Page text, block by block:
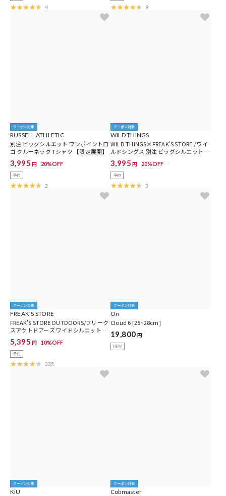
4 9
クーポン対象
RUSSELL ATHLETIC
別注 ビッグシルエット ワンポイントロ
ゴ クルーネック Tシャツ 【限定展開】
3,995 円 20%OFF
予約
2
クーポン対象
WILD THINGS
WILD THINGS×FREAK'S STORE / ワイ
ルドシングス 別注 ビッグシルエット ロ
ゴバックプリント クルーネック Tシャ
ツ 【限定展開】
3,995 円 20%OFF
予約
3
クーポン対象
FREAK'S STORE
FREAK'S STORE OUTDOORS/フリーク
スアウトドアーズ ワイドシルエット ク
ライミングパンツ/デニム/チノ【限定
展開】
5,395 円 10%OFF
予約
335
クーポン対象
On
Cloud 6 [25~28cm]
19,800 円
NEW
クーポン対象
KiU
クーポン対象
Cobmaster